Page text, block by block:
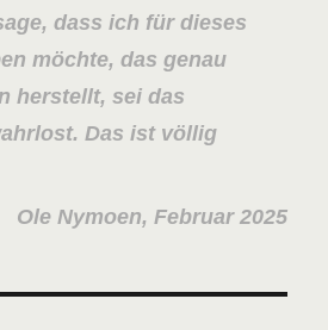
dass ich für dieses
möchte, das genau
herstellt, sei das
Das ist völlig
Ole Nymoen, Februar 2025